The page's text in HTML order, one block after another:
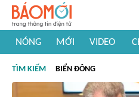
NÓNG MỚI VIDEO
#Khám phá thế giới
TÌM KIẾM BIỂN ĐÔNG